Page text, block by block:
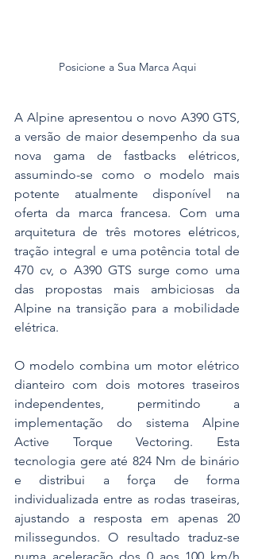
Posicione a Sua Marca Aqui
A Alpine apresentou o novo A390 GTS,
a versão de maior desempenho da sua
nova gama de fastbacks elétricos,
assumindo-se como o modelo mais
potente atualmente disponível na
oferta da marca francesa. Com uma
arquitetura de três motores elétricos,
tração integral e uma potência total de
470 cv, o A390 GTS surge como uma
das propostas mais ambiciosas da
Alpine na transição para a mobilidade
elétrica.
O modelo combina um motor elétrico
dianteiro com dois motores traseiros
independentes, permitindo a
implementação do sistema Alpine
Active Torque Vectoring. Esta
tecnologia gere até 824 Nm de binário
e distribui a força de forma
individualizada entre as rodas traseiras,
ajustando a resposta em apenas 20
milissegundos. O resultado traduz-se
numa aceleração dos 0 aos 100 km/h